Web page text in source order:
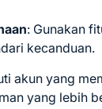
: Gunakan
kecanduan.
akun yang
yang lebih